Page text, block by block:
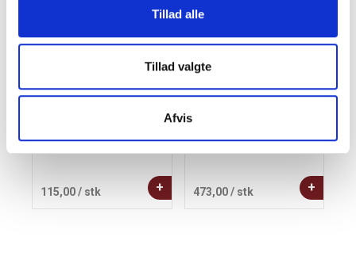
Tillad alle
Tillad valgte
Afvis
Familieæske | 400g.
115,00/ stk +
cm. bøg
473,00 / stk +